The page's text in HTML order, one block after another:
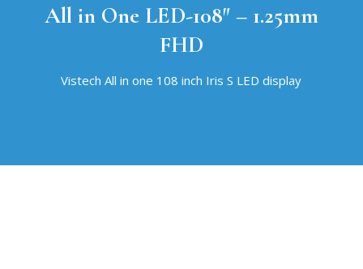
All in One LED-108″ – 1.25mm
FHD
Vistech All in one 108 inch Iris S LED display